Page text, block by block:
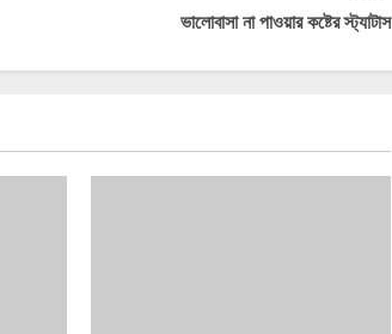
ভালোবাসা না পাওয়ার কষ্টের স্ট্যাটাস